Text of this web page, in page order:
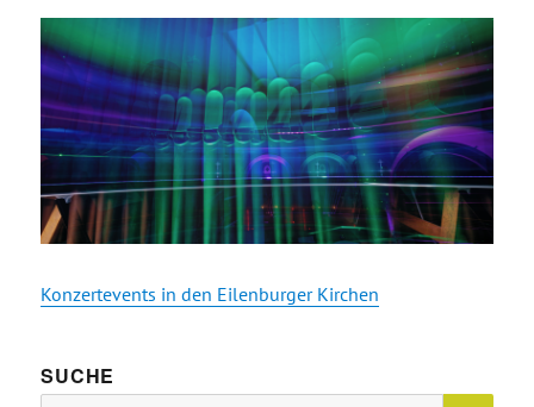
Konzertevents in den Eilenburger Kirchen
SUCHE